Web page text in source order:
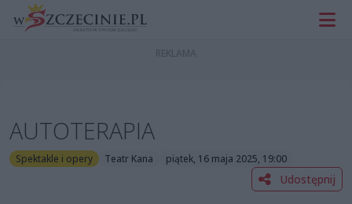
AUTOTERAPIA
Spektakle i opery Teatr Kana piątek, 16 maja 2025, 19:00
Udostępnij